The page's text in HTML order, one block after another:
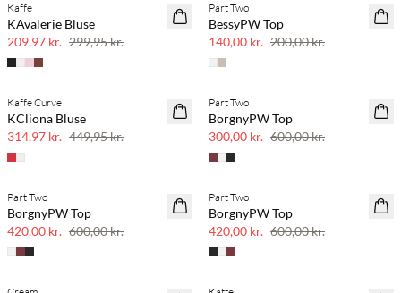
SAVE20
Kaffe
KAvalerie Bluse
209,97 kr. 299,95 kr.
SAVE20
30% rabat
Part Two
BessyPW Top
140,00 kr. 200,00 kr.
SAVE20
Kaffe Curve
KCliona Bluse
314,97 kr. 449,95 kr.
SAVE20
50% rabat
Part Two
BorgnyPW Top
300,00 kr. 600,00 kr.
SAVE20
30% rabat
Part Two
BorgnyPW Top
420,00 kr. 600,00 kr.
SAVE20
30% rabat
Part Two
BorgnyPW Top
420,00 kr. 600,00 kr.